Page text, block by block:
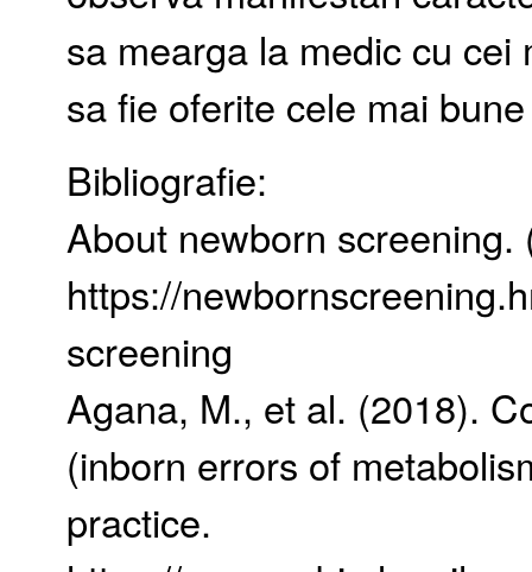
sa mearga la medic cu
sa fie oferite cele mai
Bibliografie:
About newborn screening.
https://
screening
Agana, M., et al. (2018).
(inborn errors of
practice.